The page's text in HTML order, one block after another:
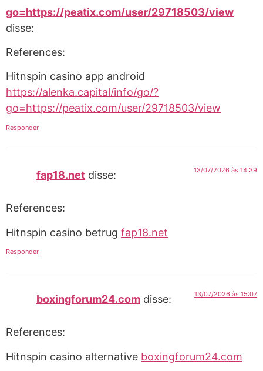
go=https://peatix.com/user/29718503/view
disse:
References:
Hitnspin casino app android
https://alenka.capital/info/go/?
go=https://peatix.com/user/29718503/view
Responder
fap18.net disse: 13/07/2026 às 14:39
References:
Hitnspin casino betrug fap18.net
Responder
boxingforum24.com disse: 13/07/2026 às 15:07
References:
Hitnspin casino alternative boxingforum24.com